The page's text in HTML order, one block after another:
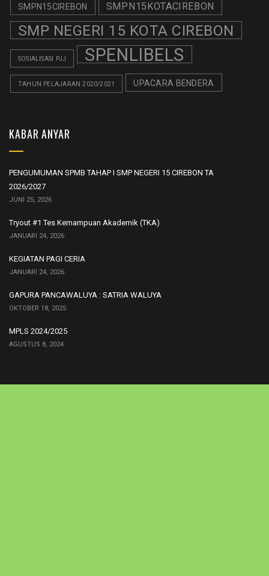
SMPN15CIREBON SMPN15KOTACIREBON
SMP NEGERI 15 KOTA CIREBON
SOSIALISASI PJJ SPENLIBELS
TAHUN PELAJARAN 2020/2021 UPACARA BENDERA
KABAR ANYAR
PENGUMUMAN SPMB TAHAP I SMP NEGERI 15 CIREBON TA
2026/2027
JUNI 25, 2026
Tryout #1 Tes Kemampuan Akademik (TKA)
JANUARI 24, 2026
KEGIATAN PAGI CERIA
JANUARI 24, 2026
GAPURA PANCAWALUYA : SATRIA WALUYA
OKTOBER 18, 2025
MPLS 2024/2025
AGUSTUS 8, 2024